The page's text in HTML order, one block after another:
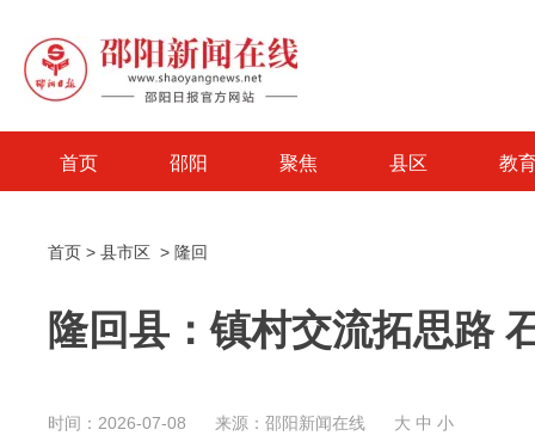
首页 邵阳 聚焦 县区 教
首页 > 县市区 > 隆回
隆回县：镇村交流拓思路
时间：2026-07-08 来源：邵阳新闻在线 大 中 小